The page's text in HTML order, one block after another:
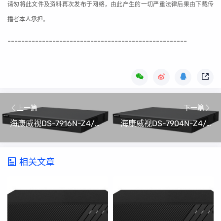
请匆将此文件及资料再次发布于网络，由此产生的一切严重法律后果由下载传
播者本人承担。
----------------------------------------------------
上一篇
海康威视DS-7916N-Z4/X硬盘录像机(NVR)程序升级包V4.82.100_240606(可解绑萤石云)
下一篇
海康威视DS-7904N-Z4/4P/X硬盘录像机(NVR)程序升级包V4.82.100_240606(可解绑萤石云)
相关文章